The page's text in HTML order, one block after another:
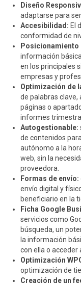
Diseño
adaptarse para
Accesibilidad: El
conformidad de
Posicionamiento
información
en los principales
empresas y
Optimización de
de palabras clave,
páginas o
informes
Autogestionable:
de contenidos
autónomo a la
web, sin la
proveedora.
Formas de envío:
envío digital y
beneficiario en la
Ficha Google
servicios como
búsqueda, un
la información
con ella o acceder
Optimización
optimización de
Creación de un